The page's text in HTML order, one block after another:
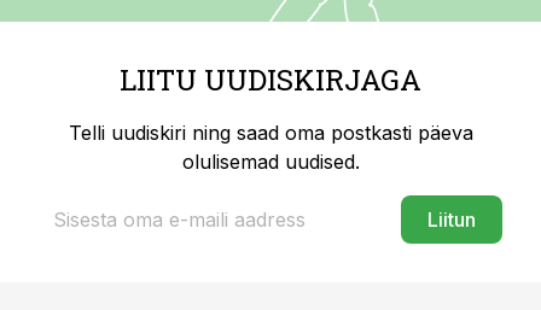
LIITU UUDISKIRJAGA
Telli uudiskiri ning saad oma postkasti päeva
olulisemad uudised.
Liitun